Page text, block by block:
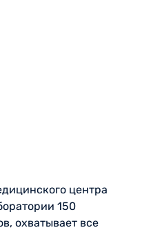
центра
150
охватывает все